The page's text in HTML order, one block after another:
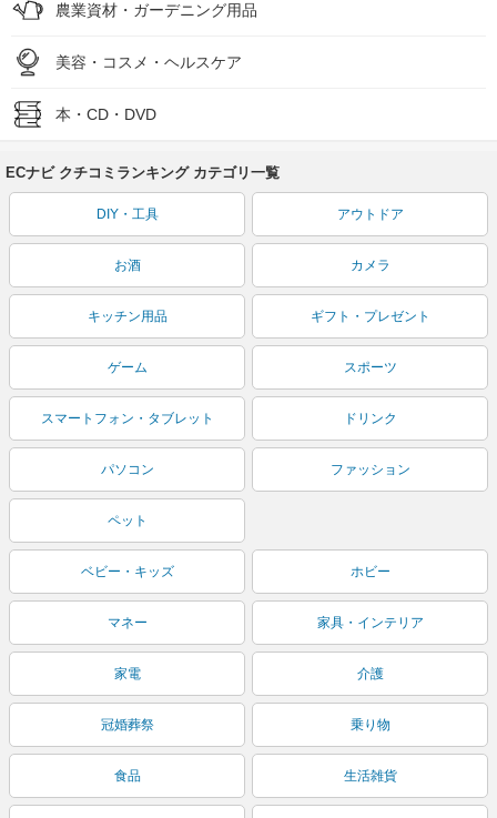
農業資材・ガーデニング用品
美容・コスメ・ヘルスケア
本・CD・DVD
ECナビ クチコミランキング カテゴリ一覧
DIY・工具 アウトドア
お酒 カメラ
キッチン用品 ギフト・プレゼント
ゲーム スポーツ
スマートフォン・タブレット ドリンク
パソコン ファッション
ペット
ベビー・キッズ ホビー
マネー 家具・インテリア
家電 介護
冠婚葬祭 乗り物
食品 生活雑貨